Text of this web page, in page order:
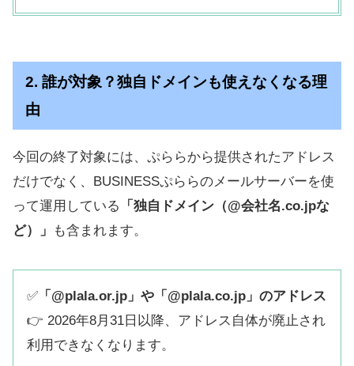
2. 誰が対象？独自ドメインも使えなくなる理
由
今回の終了対象には、ぷららから提供されたアドレス
だけでなく、BUSINESSぷららのメールサーバーを使
って運用している
「独自ドメイン（@会社名.co.jpな
ど）」
も含まれます。
✅ 「@plala.or.jp」や「@plala.co.jp」のアドレス
👉 2026年8月31日以降、アドレス自体が廃止され
利用できなくなります。